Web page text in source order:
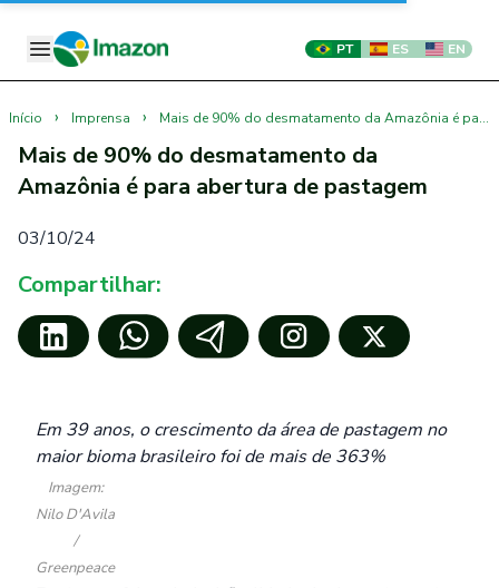
PT ES EN
Início › Imprensa › Mais de 90% do desmatamento da Amazônia é para abertura de pastagem
Mais de 90% do desmatamento da
Amazônia é para abertura de pastagem
03/10/24
Compartilhar:
Em 39 anos, o crescimento da área de pastagem no
maior bioma brasileiro foi de mais de 363%
Imagem:
Nilo D'Avila
/
Greenpeace